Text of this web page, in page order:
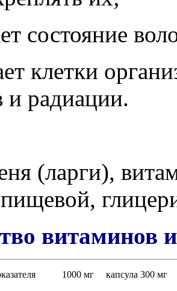
состояние
клетки
и радиации.
(ларги),
витаминов
1000 мг капсула 300 мг